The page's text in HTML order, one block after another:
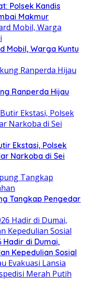
Polsek Kandis
Makmur
Mobil, Warga Kuntu
Ranperda Hijau
Ekstasi, Polsek
Narkoba di Sei
Tangkap Pengedar
Hadir di Dumai,
Kepedulian Sosial